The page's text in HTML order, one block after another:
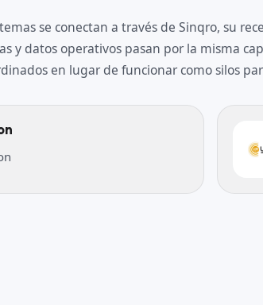
se conectan a través de Sinqro, su
y datos operativos pasan por la misma
en lugar de funcionar como silos